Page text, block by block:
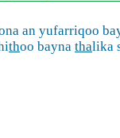
an yufarriqoo
thoo bayna thalika